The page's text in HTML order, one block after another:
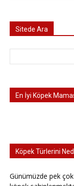
Sitede Ara
En İyi Köpek
Köpek Türlerini
Günümüzde pek